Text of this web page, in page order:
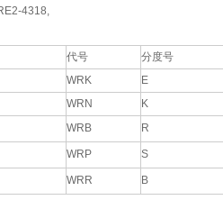
4318,
代号 分度号
WRK E
WRN K
WRB R
WRP S
WRR B